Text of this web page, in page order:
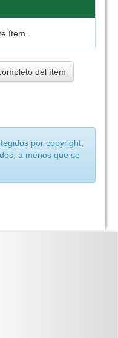
ítem.
del ítem
por copyright,
a menos que se